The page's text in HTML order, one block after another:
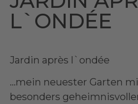
L`ONDÉE
Jardin après l`ondée
…mein neuester Garten
besonders